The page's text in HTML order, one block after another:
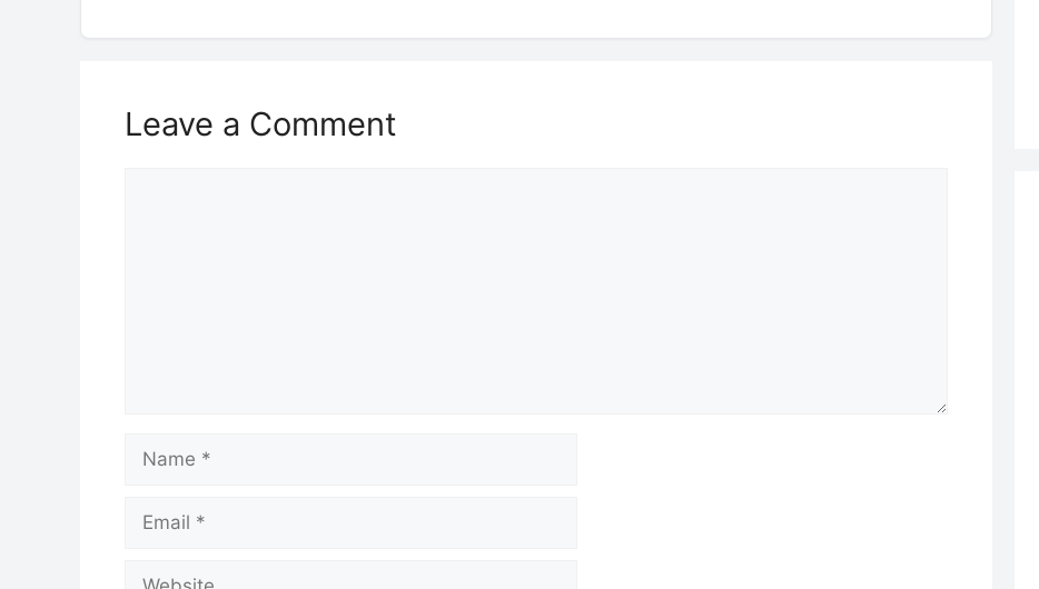
Leave a Comment
Name
Email
Website